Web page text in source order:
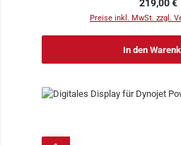
Regulärer
219,00 €
Preise inkl. MwSt. zzgl.
In den